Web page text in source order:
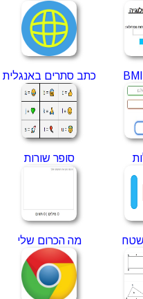
כתב סתרים באנגלית
סופר שורות
מה הכרום שלי